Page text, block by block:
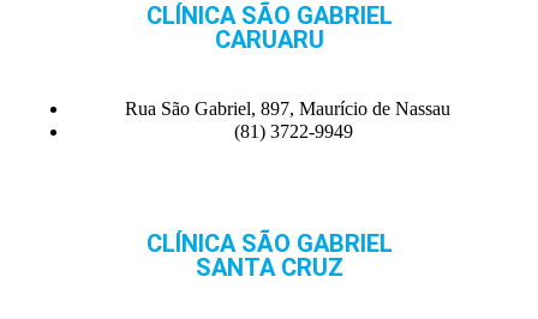
CLÍNICA SÃO GABRIEL
CARUARU
Rua São Gabriel, 897, Maurício de Nassau
(81) 3722-9949
CLÍNICA SÃO GABRIEL
SANTA CRUZ